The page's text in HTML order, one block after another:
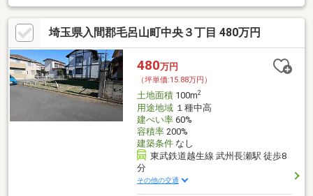
埼玉県入間郡毛呂山町中央３丁目 480万円
480万円
（坪単価:15.88万円）
土地面積100m2
用途地域１種中高
建ぺい率60%
容積率200%
建築条件なし
東武鉄道越生線 武州長瀬駅 徒歩8
分
その他の交通